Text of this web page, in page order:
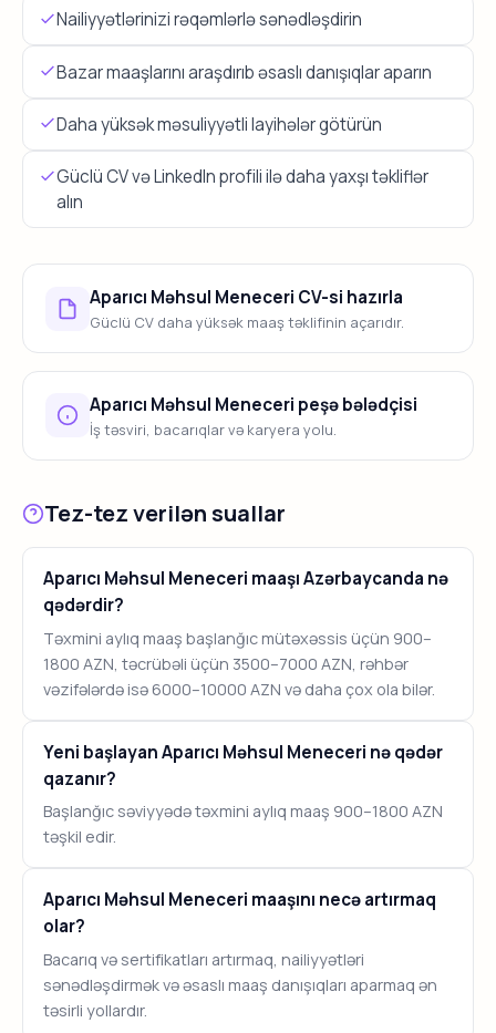
Nailiyyətlərinizi rəqəmlərlə sənədləşdirin
Bazar maaşlarını araşdırıb əsaslı danışıqlar aparın
Daha yüksək məsuliyyətli layihələr götürün
Güclü CV və LinkedIn profili ilə daha yaxşı təkliflər
alın
Aparıcı Məhsul Meneceri CV-si hazırla
Güclü CV daha yüksək maaş təklifinin açarıdır.
Aparıcı Məhsul Meneceri peşə bələdçisi
İş təsviri, bacarıqlar və karyera yolu.
Tez-tez verilən suallar
Aparıcı Məhsul Meneceri maaşı Azərbaycanda nə
qədərdir?
Təxmini aylıq maaş başlanğıc mütəxəssis üçün 900–
1800 AZN, təcrübəli üçün 3500–7000 AZN, rəhbər
vəzifələrdə isə 6000–10000 AZN və daha çox ola bilər.
Yeni başlayan Aparıcı Məhsul Meneceri nə qədər
qazanır?
Başlanğıc səviyyədə təxmini aylıq maaş 900–1800 AZN
təşkil edir.
Aparıcı Məhsul Meneceri maaşını necə artırmaq
olar?
Bacarıq və sertifikatları artırmaq, nailiyyətləri
sənədləşdirmək və əsaslı maaş danışıqları aparmaq ən
təsirli yollardır.